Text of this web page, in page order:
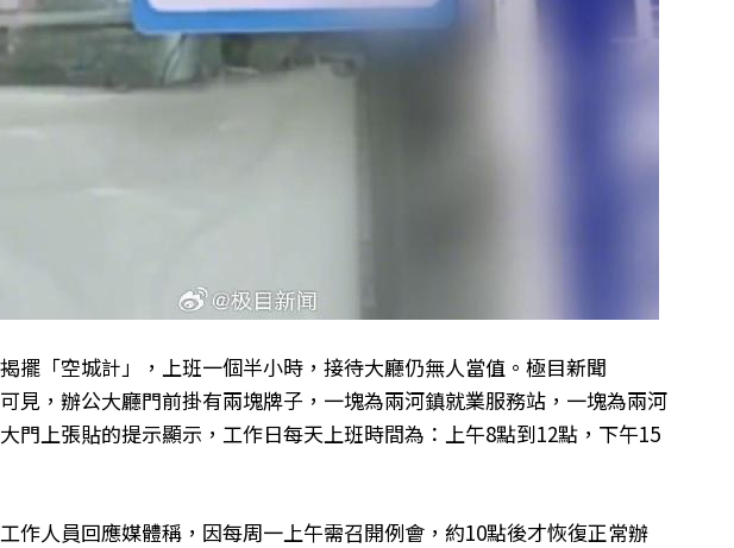
擺「空城計」，上班一個半小時，接待大廳仍無人當值。極目新聞
見，辦公大廳門前掛有兩塊牌子，一塊為兩河鎮就業服務站，一塊為兩河
門上張貼的提示顯示，工作日每天上班時間為：上午8點到12點，下午15
作人員回應媒體稱，因每周一上午需召開例會，約10點後才恢復正常辦